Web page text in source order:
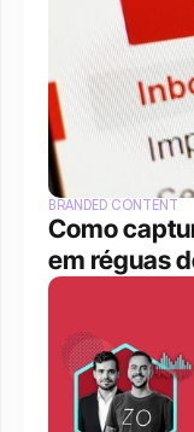
BRANDED CONTENT
Como
em réguas